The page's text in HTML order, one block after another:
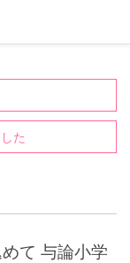
た
て 与論小学